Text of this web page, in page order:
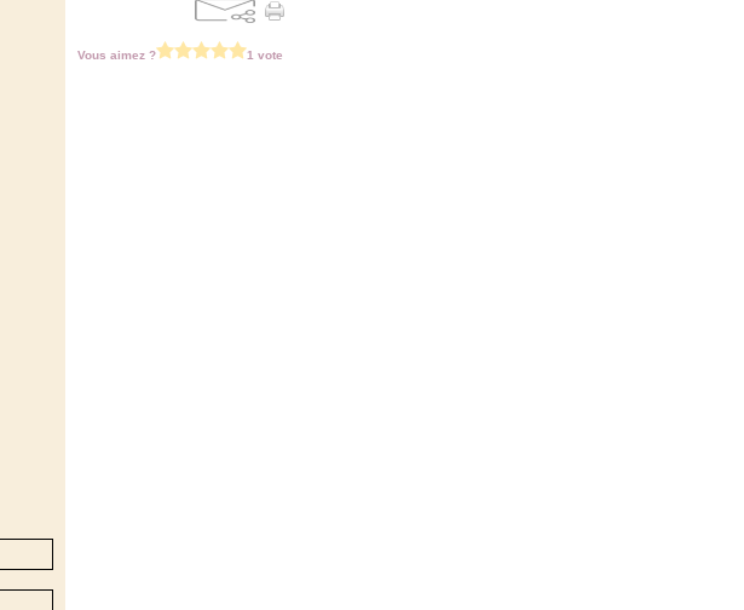
Vous aimez ? 1 vote